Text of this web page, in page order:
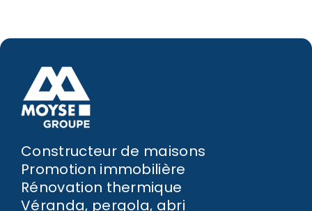
Constructeur de maisons
Promotion immobilière
Rénovation thermique
Véranda, pergola, abri